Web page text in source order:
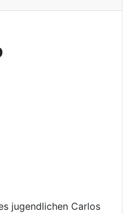
jugendlichen Carlos